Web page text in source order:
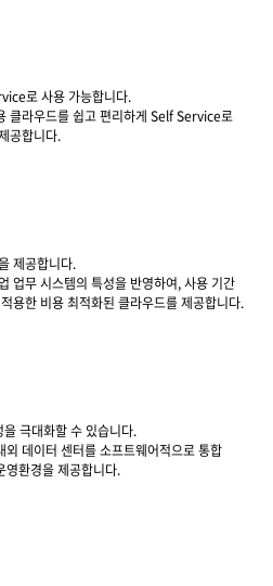
로 사용 가능합니다.
클라우드를 쉽고 편리하게 Self Service로
공합니다.
제공합니다.
업무 시스템의 특성을 반영하여, 사용 기간
용한 비용 최적화된 클라우드를 제공합니다.
극대화할 수 있습니다.
데이터 센터를 소프트웨어적으로 통합
영환경을 제공합니다.